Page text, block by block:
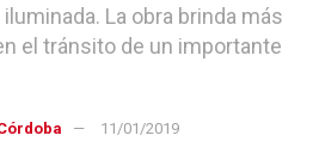
La obra brinda más
el tránsito de un importante
11/01/2019